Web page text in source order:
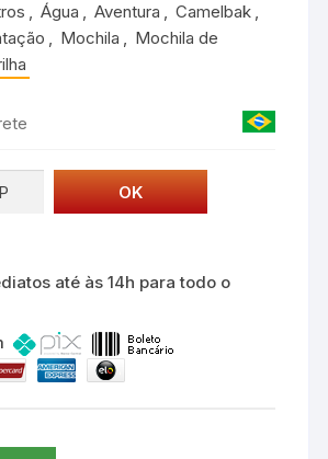
, Água , Aventura , Camelbak ,
, Mochila , Mochila de
até às 14h para todo o